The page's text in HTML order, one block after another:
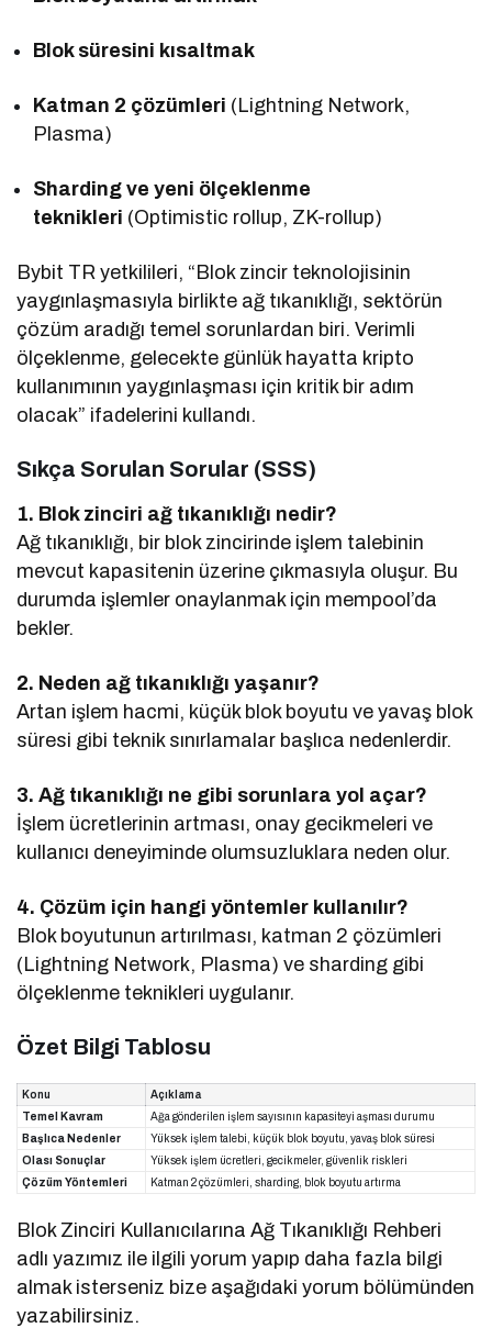
Blok süresini kısaltmak
Katman 2 çözümleri (Lightning Network,
Plasma)
Sharding ve yeni ölçeklenme
teknikleri (Optimistic rollup, ZK-rollup)
Bybit TR yetkilileri, “Blok zincir teknolojisinin
yaygınlaşmasıyla birlikte ağ tıkanıklığı, sektörün
çözüm aradığı temel sorunlardan biri. Verimli
ölçeklenme, gelecekte günlük hayatta kripto
kullanımının yaygınlaşması için kritik bir adım
olacak” ifadelerini kullandı.
Sıkça Sorulan Sorular (SSS)
1. Blok zinciri ağ tıkanıklığı nedir?
Ağ tıkanıklığı, bir blok zincirinde işlem talebinin
mevcut kapasitenin üzerine çıkmasıyla oluşur. Bu
durumda işlemler onaylanmak için mempool’da
bekler.
2. Neden ağ tıkanıklığı yaşanır?
Artan işlem hacmi, küçük blok boyutu ve yavaş blok
süresi gibi teknik sınırlamalar başlıca nedenlerdir.
3. Ağ tıkanıklığı ne gibi sorunlara yol açar?
İşlem ücretlerinin artması, onay gecikmeleri ve
kullanıcı deneyiminde olumsuzluklara neden olur.
4. Çözüm için hangi yöntemler kullanılır?
Blok boyutunun artırılması, katman 2 çözümleri
(Lightning Network, Plasma) ve sharding gibi
ölçeklenme teknikleri uygulanır.
Özet Bilgi Tablosu
Konu
Açıklama
Temel Kavram
Ağa gönderilen işlem sayısının kapasiteyi aşması durumu
Başlıca Nedenler
Yüksek işlem talebi, küçük blok boyutu, yavaş blok süresi
Olası Sonuçlar
Yüksek işlem ücretleri, gecikmeler, güvenlik riskleri
Çözüm Yöntemleri
Katman 2 çözümleri, sharding, blok boyutu artırma
Blok Zinciri Kullanıcılarına Ağ Tıkanıklığı Rehberi
adlı yazımız ile ilgili yorum yapıp daha fazla bilgi
almak isterseniz bize aşağıdaki yorum bölümünden
yazabilirsiniz.